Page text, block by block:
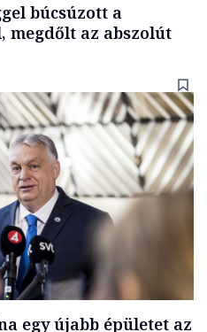
búcsúzott a
megdőlt az abszolút
egy újabb épületet az